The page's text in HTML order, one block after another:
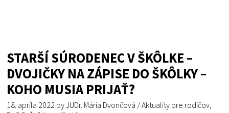
STARŠÍ SÚRODENEC V ŠKÔLKE –
DVOJIČKY NA ZÁPISE DO ŠKÔLKY –
KOHO MUSIA PRIJAŤ?
18. apríla 2022 byJUDr. Mária Dvončová /Aktuality pre rodičov,